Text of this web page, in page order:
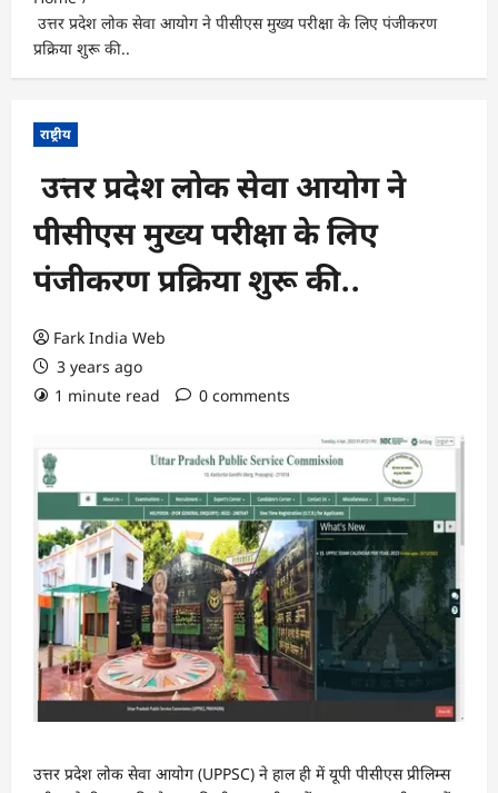
उत्तर प्रदेश लोक सेवा आयोग ने पीसीएस मुख्य परीक्षा के लिए पंजीकरण
प्रक्रिया शुरू की..
राष्ट्रीय
उत्तर प्रदेश लोक सेवा आयोग ने
पीसीएस मुख्य परीक्षा के लिए
पंजीकरण प्रक्रिया शुरू की..
Fark India Web
3 years ago
1 minute read
0 comments
उत्तर प्रदेश लोक सेवा आयोग (UPPSC) ने हाल ही में यूपी पीसीएस प्रीलिम्‍स